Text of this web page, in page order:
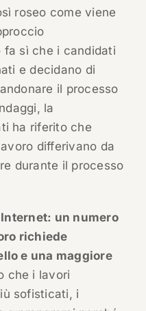
roseo come viene
sì che i candidati
e decidano di
il processo
la
ha riferito che
differivano da
durante il processo
Internet: un numero
richiede
e una maggiore
che i lavori
sofisticati, i